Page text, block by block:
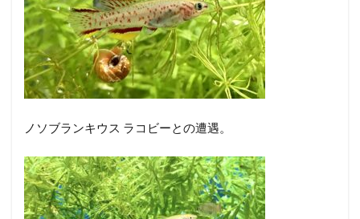
ノソブランキウス ラコビーとの遭遇。